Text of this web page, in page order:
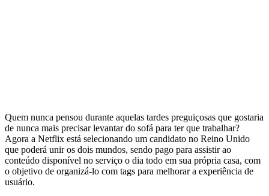
Quem nunca pensou durante aquelas tardes preguiçosas que gostaria
de nunca mais precisar levantar do sofá para ter que trabalhar?
Agora a Netflix está selecionando um candidato no Reino Unido
que poderá unir os dois mundos, sendo pago para assistir ao
conteúdo disponível no serviço o dia todo em sua própria casa, com
o objetivo de organizá-lo com tags para melhorar a experiência de
usuário.